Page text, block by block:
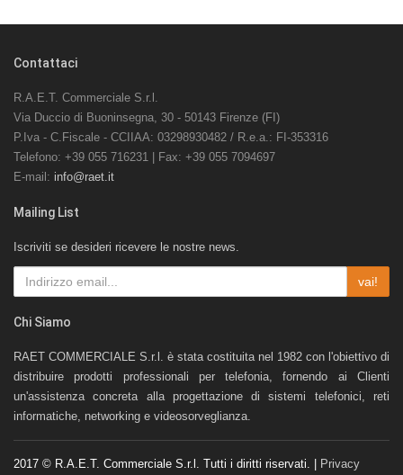
Contattaci
R.A.E.T. Commerciale S.r.l.
Via Duccio di Buoninsegna, 30 - 50143 Firenze (FI)
P.Iva - C.Fiscale - CCIIAA: 03298930482 / R.e.a.: FI-353316
Telefono: +39 055 716231 | Fax: +39 055 7094697
E-mail: info@raet.it
Mailing List
Iscriviti se desideri ricevere le nostre news.
vai!
Chi Siamo
RAET COMMERCIALE S.r.l. è stata costituita nel 1982 con l'obiettivo di
distribuire prodotti professionali per telefonia, fornendo ai Clienti
un'assistenza concreta alla progettazione di sistemi telefonici, reti
informatiche, networking e videosorveglianza.
2017 © R.A.E.T. Commerciale S.r.l. Tutti i diritti riservati. | Privacy